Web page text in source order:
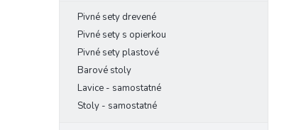
Pivné sety drevené
Pivné sety s opierkou
Pivné sety plastové
Barové stoly
Lavice - samostatné
Stoly - samostatné